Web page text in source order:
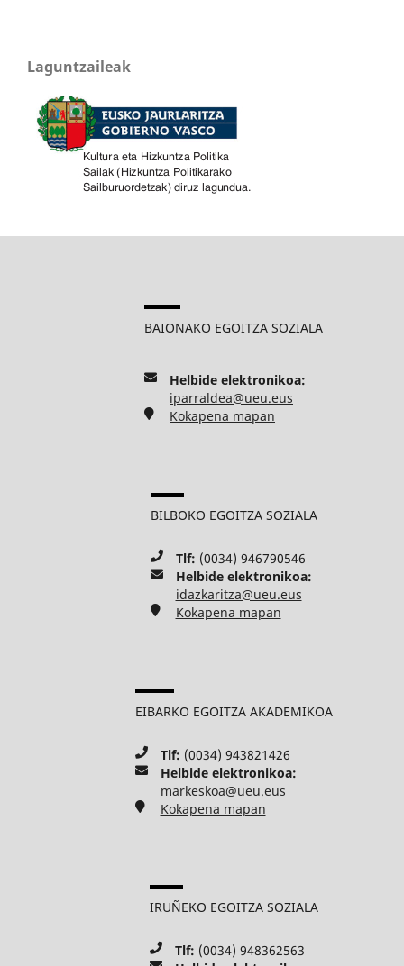
Laguntzaileak
BAIONAKO EGOITZA SOZIALA
Helbide elektronikoa:
iparraldea@ueu.eus
Kokapena mapan
BILBOKO EGOITZA SOZIALA
Tlf: (0034) 946790546
Helbide elektronikoa:
idazkaritza@ueu.eus
Kokapena mapan
EIBARKO EGOITZA AKADEMIKOA
Tlf: (0034) 943821426
Helbide elektronikoa:
markeskoa@ueu.eus
Kokapena mapan
IRUÑEKO EGOITZA SOZIALA
Tlf: (0034) 948362563